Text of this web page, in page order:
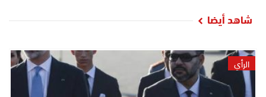
شاهد أيضا
الرأي